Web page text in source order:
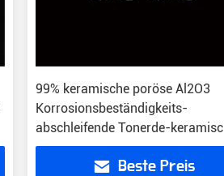
99% keramische poröse Al2O3
Korrosionsbeständigkeits-
abschleifende Tonerde-
Rohr
Beste Preis